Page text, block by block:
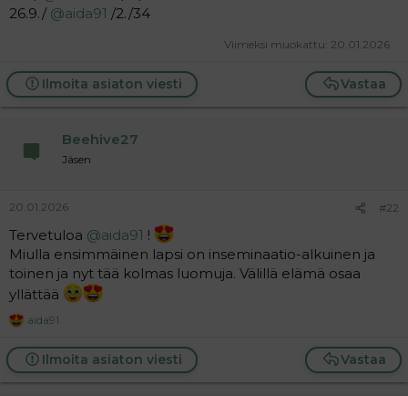
26.9./ @aida91 /2./34
Viimeksi muokattu: 20.01.2026
Vastaa
Ilmoita asiaton viesti
Beehive27
Jäsen
20.01.2026 #22
Tervetuloa @aida91 !
Miulla ensimmäinen lapsi on inseminaatio-alkuinen ja
toinen ja nyt tää kolmas luomuja. Välillä elämä osaa
yllättää
R
a
c
t
aida91
Vastaa
Ilmoita asiaton viesti